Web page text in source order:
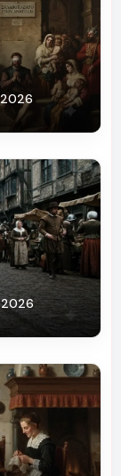
2026